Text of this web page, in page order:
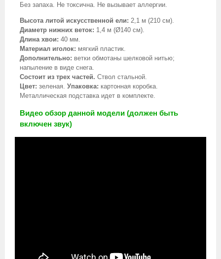
Без запаха. Не токсична. Не вызывает аллергии.
Высота литой искусственной ели: 2,1 м (210 см).
Диаметр нижних веток: 1,4 м (Ø140 см).
Длина хвои: 40 мм.
Материал иголок: мягкий пластик.
Дополнительно: ветки обмотаны шелковой нитью;
напыление в виде снега.
Состоит из трех частей. Ствол стальной.
Цвет: зеленая. Упаковка: картонная коробка.
Металлическая подставка идет в комплекте.
Видео обзор данной модели (должен быть
включен звук)